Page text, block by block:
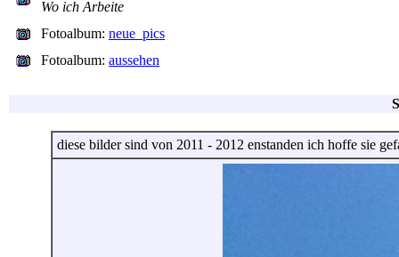
Wo ich Arbeite
Fotoalbum: neue_pics
Fotoalbum: aussehen
diese bilder sind von 2011 - 2012 enstanden ich hoffe sie